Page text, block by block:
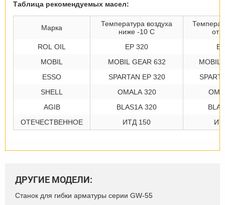
Таблица рекомендуемых масел:
Марка
Температура воздуха
ниже -10 С
от
ROL OIL
EP 320
MOBIL
MOBIL GEAR 632
MOBIL
ESSO
SPARTAN EP 320
SHELL
OMALA 320
AGIB
BLAS1A 320
ОТЕЧЕСТВЕННОЕ
ИТД 150
ДРУГИЕ МОДЕЛИ:
Станок для гибки арматуры серии GW-55